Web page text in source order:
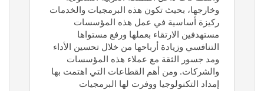
وخارجها، بحيث تكون هذه البرمجيات والخدمات
ركيزة أساسية في عمل هذه المؤسسات
مستهدفين الارتقاء بعملها ورفع مستواها
التنافسي وزيادة أرباحها من خلال تحسين الأداء
ومد جسور الثقة مع عملاء هذه المؤسسات
والشركات. ومن أهم القطاعات التي اهتمت بها
إمداد التكنولوجيا ووفرت لها البرمجيات